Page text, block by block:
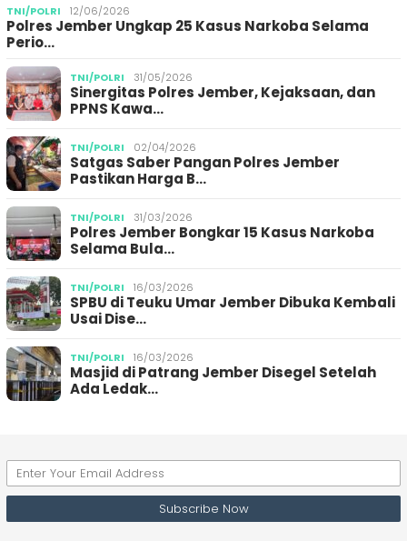
TNI/POLRI 12/06/2026
Polres Jember Ungkap 25 Kasus Narkoba Selama
Perio…
TNI/POLRI 31/05/2026
Sinergitas Polres Jember, Kejaksaan, dan
PPNS Kawa…
TNI/POLRI 02/04/2026
Satgas Saber Pangan Polres Jember
Pastikan Harga B…
TNI/POLRI 31/03/2026
Polres Jember Bongkar 15 Kasus Narkoba
Selama Bula…
TNI/POLRI 16/03/2026
SPBU di Teuku Umar Jember Dibuka Kembali
Usai Dise…
TNI/POLRI 16/03/2026
Masjid di Patrang Jember Disegel Setelah
Ada Ledak…